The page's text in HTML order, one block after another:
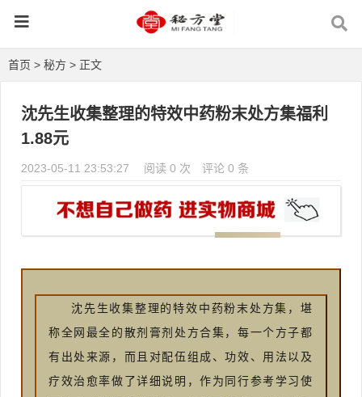
首页 > 秘方 > 正文
​沈先生收集整理的特效中药粉末处方集福利
1.88元
2023-05-11 23:53:27 阅读 0 次 评论 0 条
沈先生收集整理的特效中药粉末处方集，堪
称全网最全的散剂膏剂处方合集，每一个方子都
有出处来源，而且对配伍组成、功效、用法以及
疗效治愈率做了详细说明，作为同行参考学习使